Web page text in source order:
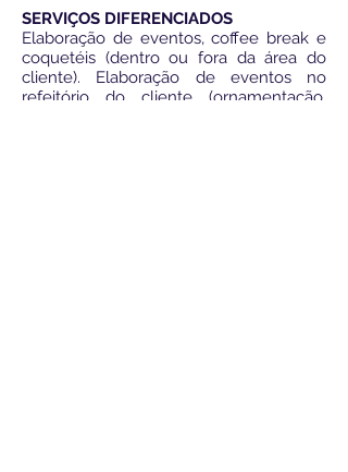
SERVIÇOS DIFERENCIADOS
Elaboração de eventos, coffee break e
coquetéis (dentro ou fora da área do
cliente). Elaboração de eventos no
refeitório do cliente (ornamentação,